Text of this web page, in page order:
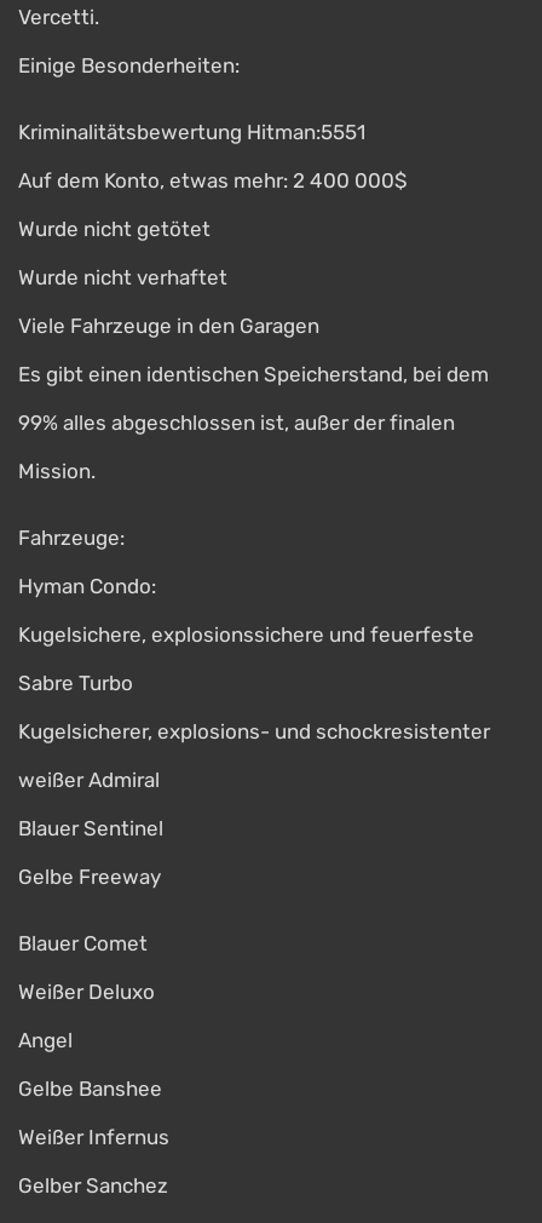
Vercetti.
Einige Besonderheiten:
Kriminalitätsbewertung Hitman:5551
Auf dem Konto, etwas mehr: 2 400 000$
Wurde nicht getötet
Wurde nicht verhaftet
Viele Fahrzeuge in den Garagen
Es gibt einen identischen Speicherstand, bei dem
99% alles abgeschlossen ist, außer der finalen
Mission.
Fahrzeuge:
Hyman Condo:
Kugelsichere, explosionssichere und feuerfeste
Sabre Turbo
Kugelsicherer, explosions- und schockresistenter
weißer Admiral
Blauer Sentinel
Gelbe Freeway
Blauer Comet
Weißer Deluxo
Angel
Gelbe Banshee
Weißer Infernus
Gelber Sanchez